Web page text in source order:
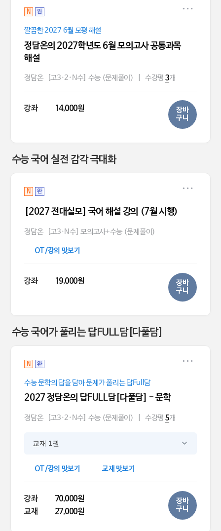
N 완
깔끔한 2027 6월 모평 해설
정담온의 2027학년도 6월 모의고사 공통과목
해설
정담온 [고3·2·N수] 수능 (문제풀이) 수강평 3개
강좌 14,000원
장바
구니
수능 국어 실전 감각 극대화
N 완
[2027 전대실모] 국어 해설 강의 (7월 시행)
정담온 [고3·N수] 모의고사+수능 (문제풀이)
OT/강의 맛보기
강좌 19,000원
장바
구니
수능 국어가 풀리는 답FULL담[다풀담]
N 완
수능 문학의 답을 담아 문제가 풀리는 답Full담
2027 정담온의 답FULL담[다풀담] - 문학
정담온 [고3·2·N수] 수능 (문제풀이) 수강평 5개
교재 1권
OT/강의 맛보기 교재 맛보기
강좌
70,000원
교재
27,000원
장바
구니